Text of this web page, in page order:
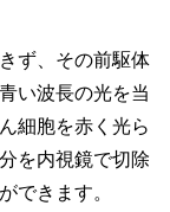
ず、その前駆体
い波長の光を当
細胞を赤く光ら
を内視鏡で切除
できます。